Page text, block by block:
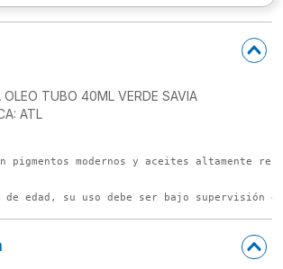
OLEO TUBO 40ML VERDE SAVIA
ATL
pigmentos modernos y aceites altamente
de edad, su uso debe ser bajo supervisión